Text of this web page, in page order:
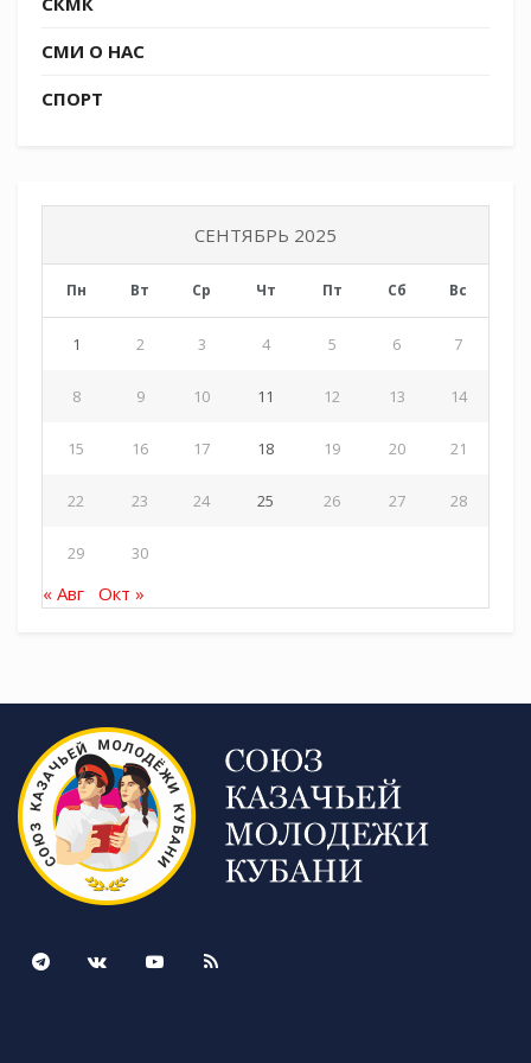
казачества, укрепляют связь поколений и
вселяют гордость за героическое прошлое и
СМИ О НАС
СПОРТ
СЕНТЯБРЬ 2025
Пн Вт Ср Чт Пт Сб Вс
1 2 3 4 5 6 7
8 9 10 11 12 13 14
15 16 17 18 19 20 21
22 23 24 25 26 27 28
29 30
« Авг Окт »